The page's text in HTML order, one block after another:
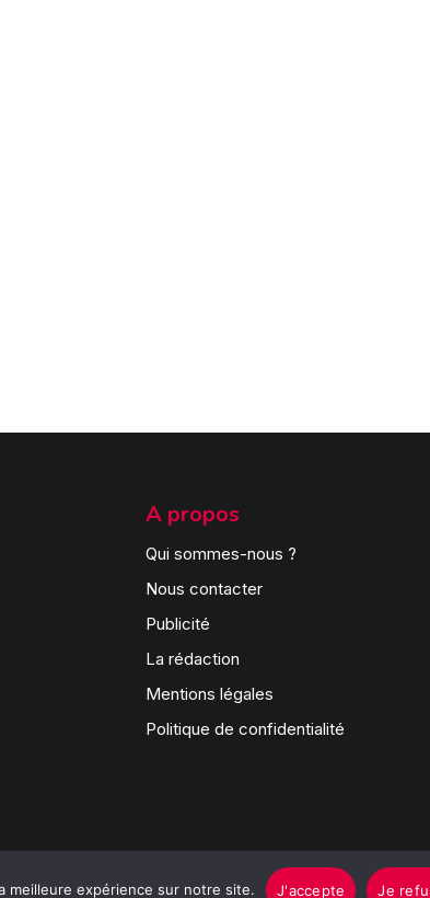
A propos
Qui sommes-nous ?
Nous contacter
Publicité
La rédaction
Mentions légales
Politique de confidentialité
meilleure expérience sur notre site. J'accepte Je